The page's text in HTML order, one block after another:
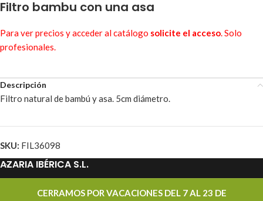
Filtro bambu con una asa
Para ver precios y acceder al catálogo solicite el acceso. Solo
profesionales.
Descripción
Filtro natural de bambú y asa. 5cm diámetro.
SKU: FIL36098
AZARIA IBÉRICA S.L.
PROMOCIONESCERRAMOS POR VACACIONES DEL 7 AL 23 DE